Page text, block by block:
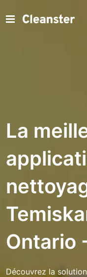
La
Ontario
Découvrez la